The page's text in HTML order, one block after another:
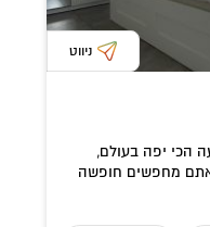
ניווט
הכי יפה בעולם,
אתם מחפשים חופשה